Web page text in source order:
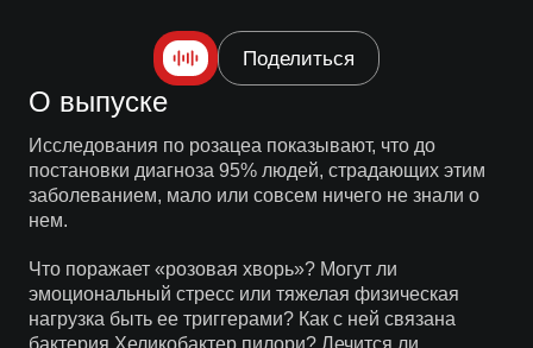
Поделиться
О выпуске
Исследования по розацеа показывают, что до
постановки диагноза 95% людей, страдающих этим
заболеванием, мало или совсем ничего не знали о
нем.
Что поражает «розовая хворь»? Могут ли
эмоциональный стресс или тяжелая физическая
нагрузка быть ее триггерами? Как с ней связана
бактерия Хеликобактер пилори? Лечится ли